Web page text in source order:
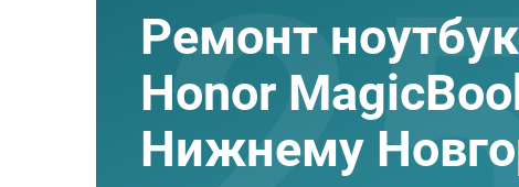
Ремонт
Honor
Нижнему